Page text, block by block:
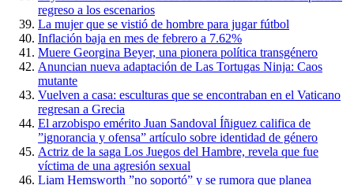
regreso a los escenarios
La mujer que se vistió de hombre para jugar fútbol
Inflación baja en mes de febrero a 7.62%
Muere Georgina Beyer, una pionera política transgénero
Anuncian nueva adaptación de Las Tortugas Ninja: Caos
mutante
Vuelven a casa: esculturas que se encontraban en el Vaticano
regresan a Grecia
El arzobispo emérito Juan Sandoval Íñiguez califica de
”ignorancia y ofensa” artículo sobre identidad de género
Actriz de la saga Los Juegos del Hambre, revela que fue
víctima de una agresión sexual
Liam Hemsworth ”no soportó” y se rumora que planea